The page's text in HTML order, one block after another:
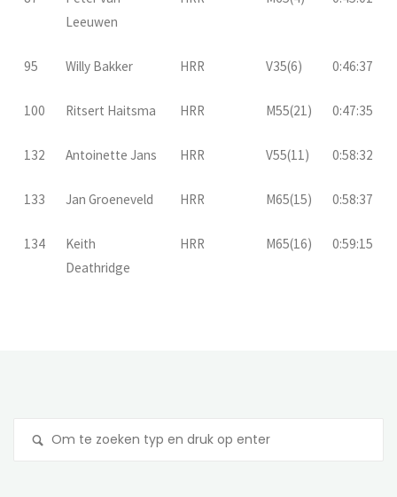
Leeuwen
95 Willy Bakker HRR V35(6) 0:46:37
100 Ritsert Haitsma HRR M55(21) 0:47:35
132 Antoinette Jans HRR V55(11) 0:58:32
133 Jan Groeneveld HRR M65(15) 0:58:37
134
Keith
Deathridge
HRR M65(16) 0:59:15